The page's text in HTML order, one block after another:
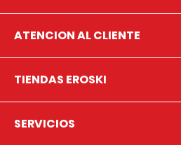
ATENCION AL CLIENTE
TIENDAS EROSKI
SERVICIOS